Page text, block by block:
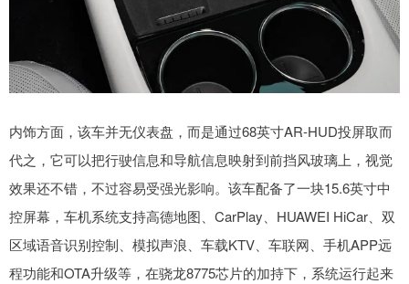
内饰方面，该车并无仪表盘，而是通过68英寸AR-HUD投屏取而
代之，它可以把行驶信息和导航信息映射到前挡风玻璃上，视觉
效果还不错，不过容易受强光影响。该车配备了一块15.6英寸中
控屏幕，车机系统支持高德地图、CarPlay、HUAWEI HiCar、双
区域语音识别控制、模拟声浪、车载KTV、车联网、手机APP远
程功能和OTA升级等，在骁龙8775芯片的加持下，系统运行起来